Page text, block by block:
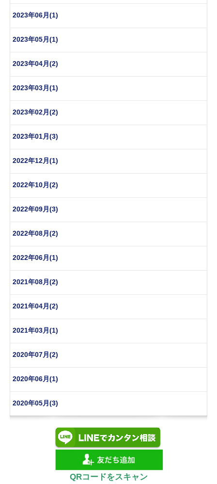
2023年06月(1)
2023年05月(1)
2023年04月(2)
2023年03月(1)
2023年02月(2)
2023年01月(3)
2022年12月(1)
2022年10月(2)
2022年09月(3)
2022年08月(2)
2022年06月(1)
2021年08月(2)
2021年04月(2)
2021年03月(1)
2020年07月(2)
2020年06月(1)
2020年05月(3)
QRコードをスキャン